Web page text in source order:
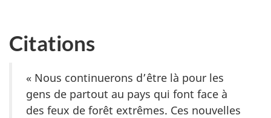
Citations
« Nous continuerons d’être là pour les
gens de partout au pays qui font face à
des feux de forêt extrêmes. Ces nouvelles